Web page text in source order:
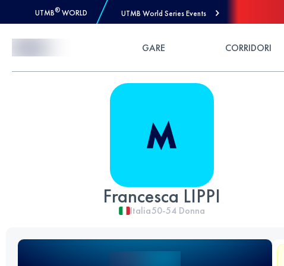
UTMB® WORLD UTMB World Series Events
GARE CORRIDORI
Francesca LIPPI
Italia50-54 Donna